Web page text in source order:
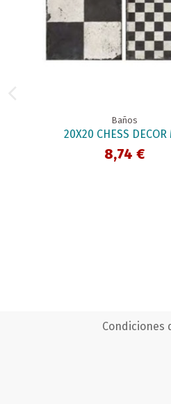
Baños
20X20 CHESS DECOR
8,74 €
Condiciones